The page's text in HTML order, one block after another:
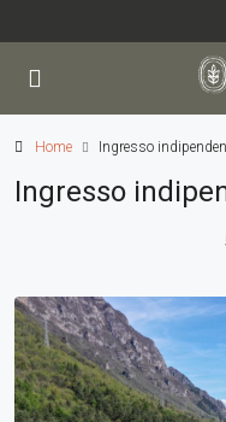
Home Ingresso
Ingresso